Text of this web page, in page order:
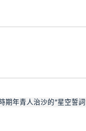
期年青人治沙的“星空誓詞